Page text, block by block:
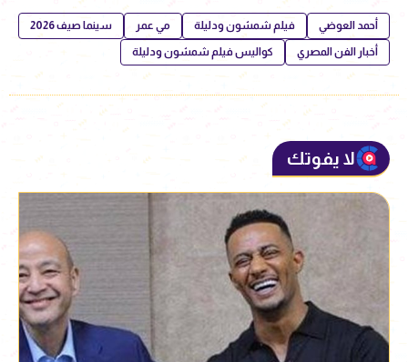
أحمد العوضي فيلم شمشون ودليلة مي عمر سينما صيف 2026
أخبار الفن المصري كواليس فيلم شمشون ودليلة
لا يفوتك